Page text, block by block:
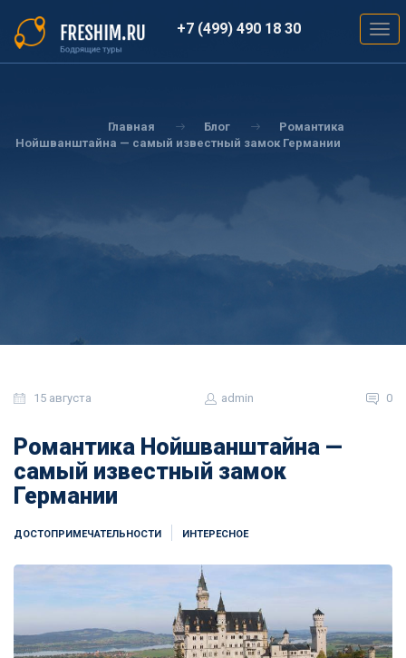
основному
содержанию
+7 (499) 490 18 30
Главная Блог
Романтика
Нойшванштайна — самый известный замок Германии
15 августа admin 0
Романтика Нойшванштайна —
самый известный замок
Германии
ДОСТОПРИМЕЧАТЕЛЬНОСТИ ИНТЕРЕСНОЕ